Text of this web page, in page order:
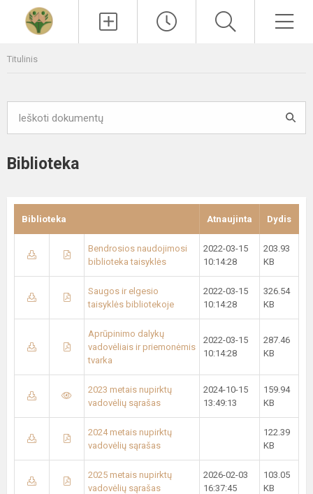
Titulinis
Biblioteka
Biblioteka Atnaujinta Dydis
Bendrosios naudojimosi
biblioteka taisyklės
2022-03-15
10:14:28
203.93
KB
Saugos ir elgesio
taisyklės bibliotekoje
2022-03-15
10:14:28
326.54
KB
Aprūpinimo dalykų
vadovėliais ir priemonėmis
tvarka
2022-03-15
10:14:28
287.46
KB
2023 metais nupirktų
vadovėlių sąrašas
2024-10-15
13:49:13
159.94
KB
2024 metais nupirktų
vadovėlių sąrašas
122.39
KB
2025 metais nupirktų
vadovėlių sąrašas
2026-02-03
16:37:45
103.05
KB